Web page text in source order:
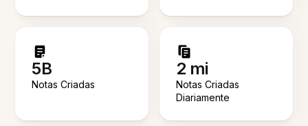
5B
Notas Criadas
2 mi
Notas Criadas
Diariamente